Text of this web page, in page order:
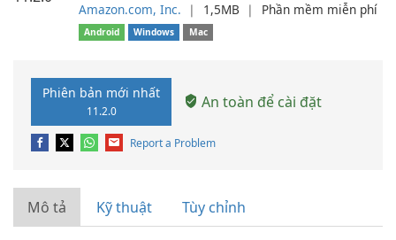
Amazon.com, Inc. ❘ 1,5MB ❘ Phần mềm miễn phí
Android Windows Mac
Phiên bản mới nhất
11.2.0 An toàn để cài đặt
Report a Problem
Mô tả Kỹ thuật Tùy chỉnh